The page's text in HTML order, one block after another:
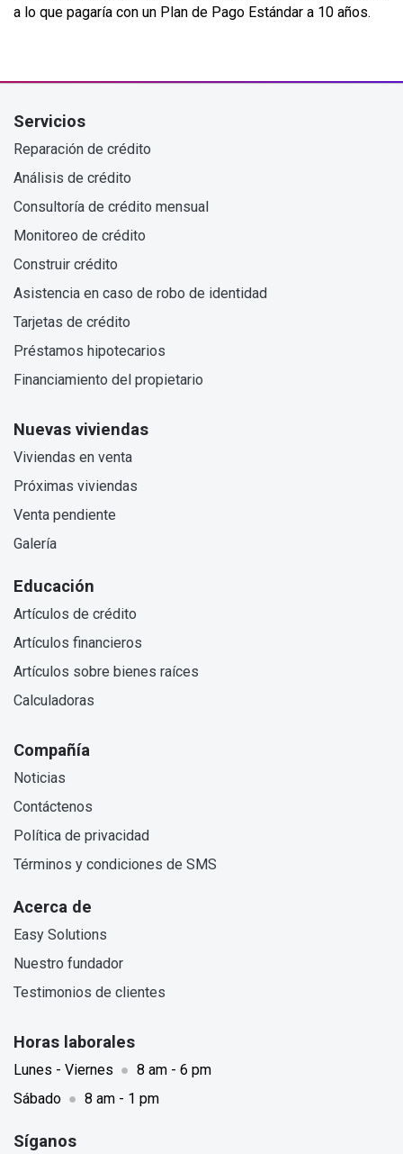
a lo que pagaría con un Plan de Pago Estándar a 10 años.
Servicios
Reparación de crédito
Análisis de crédito
Consultoría de crédito mensual
Monitoreo de crédito
Construir crédito
Asistencia en caso de robo de identidad
Tarjetas de crédito
Préstamos hipotecarios
Financiamiento del propietario
Nuevas viviendas
Viviendas en venta
Próximas viviendas
Venta pendiente
Galería
Educación
Artículos de crédito
Artículos financieros
Artículos sobre bienes raíces
Calculadoras
Compañía
Noticias
Contáctenos
Política de privacidad
Términos y condiciones de SMS
Acerca de
Easy Solutions
Nuestro fundador
Testimonios de clientes
Horas laborales
Lunes - Viernes ● 8 am - 6 pm
Sábado ● 8 am - 1 pm
Síganos